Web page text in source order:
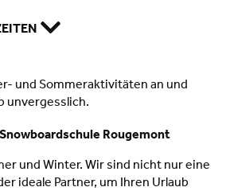
und Sommeraktivitäten an und
unvergesslich.
Rougemont
und Winter. Wir sind nicht nur eine
ideale Partner, um Ihren Urlaub